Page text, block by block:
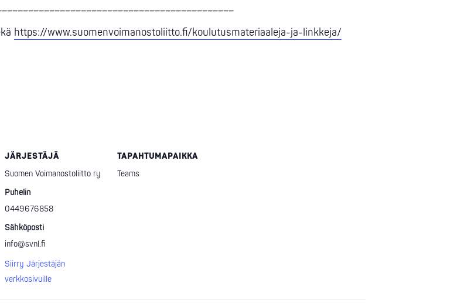
https://www.suomenvoimanostoliitto.fi/koulutusmateriaaleja-ja-linkkeja/
JÄRJESTÄJÄ
Suomen Voimanostoliitto ry
Puhelin
0449676858
Sähköposti
info@svnl.fi
Siirry Järjestäjän
verkkosivuille
TAPAHTUMAPAIKKA
Teams